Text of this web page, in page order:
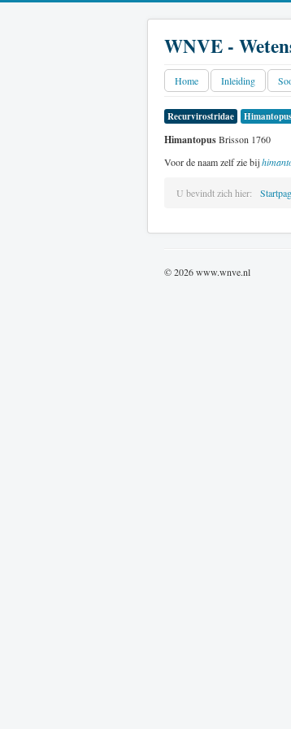
WNVE -
Home Inleiding
Recurvirostridae Himantopus
HimantopusBrisson 1760
Voor de naam zelf zie bij
U bevindt zich hier:
© 2026 www.wnve.nl